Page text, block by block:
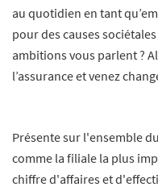
au quotidien en tant
pour des causes
ambitions vous parlent ?
l’assurance et venez
Présente sur l'ensemble
comme la filiale la plus
chiffre d'affaires et